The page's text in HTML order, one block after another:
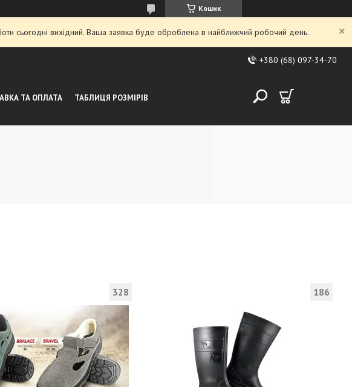
Кошик
сьогодні вихідний. Ваша заявка буде оброблена в найближчий робочий день.
+380 (68) 097-34-70
ТА ОПЛАТА ТАБЛИЦЯ РОЗМІРІВ
328 186